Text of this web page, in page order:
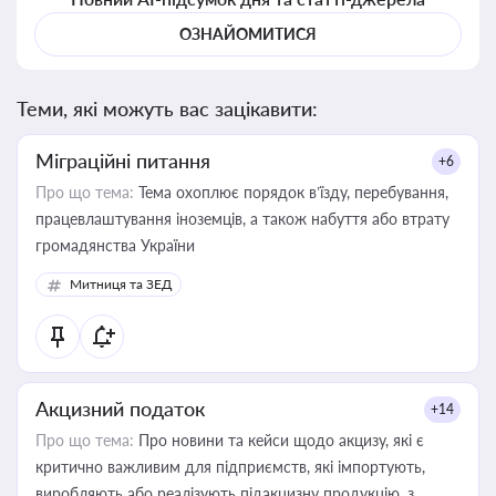
ОЗНАЙОМИТИСЯ
Теми, які можуть вас зацікавити:
Міграційні питання +6
Про що тема: Тема охоплює порядок в’їзду, перебування,
працевлаштування іноземців, а також набуття або втрату
громадянства України
Митниця та ЗЕД
Акцизний податок +14
Про що тема: Про новини та кейси щодо акцизу, які є
критично важливим для підприємств, які імпортують,